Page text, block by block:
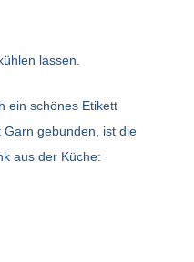
lassen.
ein schönes Etikett
gebunden, ist die
aus der Küche: